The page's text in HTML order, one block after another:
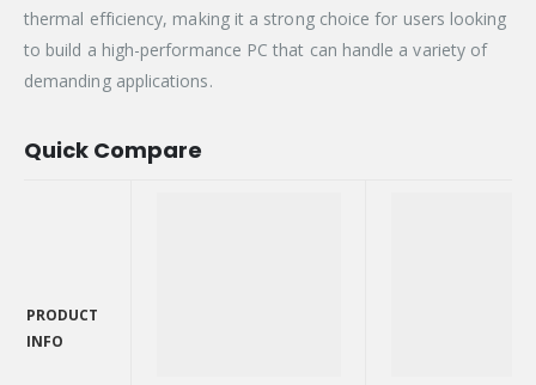
thermal efficiency, making it a strong choice for users looking
to build a high-performance PC that can handle a variety of
demanding applications.
Quick Compare
PRODUCT
INFO